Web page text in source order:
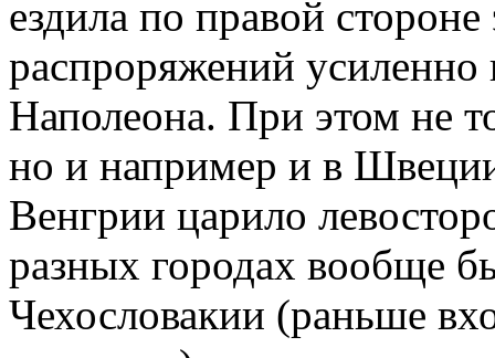
ездила по правой
распроряжений усиленно
Наполеона. При этом не
но и например и в
Венгрии царило
разных городах вообще
Чехословакии (раньше